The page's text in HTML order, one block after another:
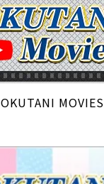
OKUTANI MOVIES